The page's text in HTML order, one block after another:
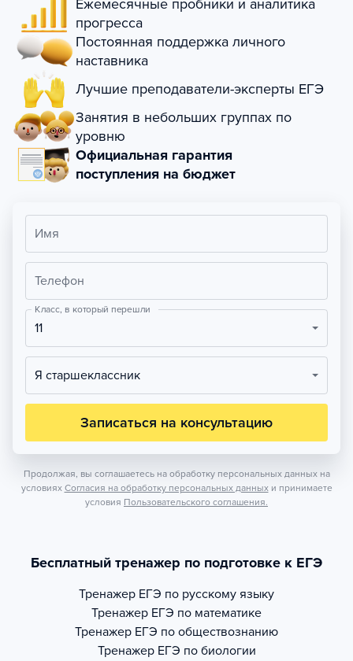
Ежемесячные пробники и аналитика
прогресса
Постоянная поддержка личного
наставника
Лучшие преподаватели-эксперты ЕГЭ
Занятия в небольших группах по
уровню
Официальная гарантия
поступления на бюджет
Имя
Телефон
Класс, в который перешли
11
Я старшеклассник
Записаться на консультацию
Продолжая, вы соглашаетесь на обработку персональных данных на
условиях Согласия на обработку персональных данных и принимаете
условия Пользовательского соглашения.
Бесплатный тренажер по подготовке к ЕГЭ
Тренажер ЕГЭ по русскому языку
Тренажер ЕГЭ по математике
Тренажер ЕГЭ по обществознанию
Тренажер ЕГЭ по биологии